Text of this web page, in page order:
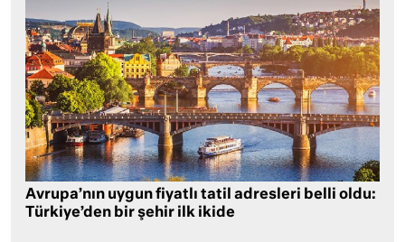
Avrupa’nın uygun fiyatlı tatil adresleri belli oldu:
Türkiye’den bir şehir ilk ikide